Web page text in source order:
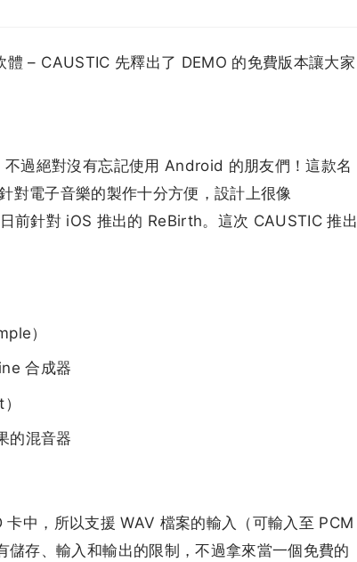
– CAUSTIC 先釋出了 DEMO 的免費版本讓大家
過絕對沒有忘記使用 Android 的朋友們！這款名
對電子音樂的製作十分方便，設計上很像
前針對 iOS 推出的 ReBirth。這次 CAUSTIC 推出
）
合成器
的混音器
中，所以支援 WAV 檔案的輸入（可輸入至 PCM
存、輸入和輸出的限制，不過拿來當一個免費的